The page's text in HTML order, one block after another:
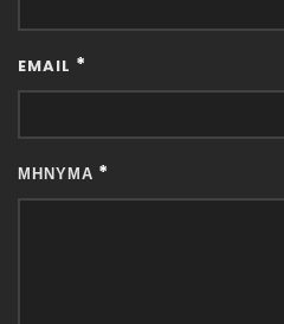
EMAIL *
ΜΉΝΥΜΑ *